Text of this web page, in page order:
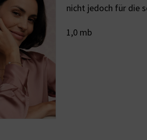
nicht jedoch für die
1,0 mb